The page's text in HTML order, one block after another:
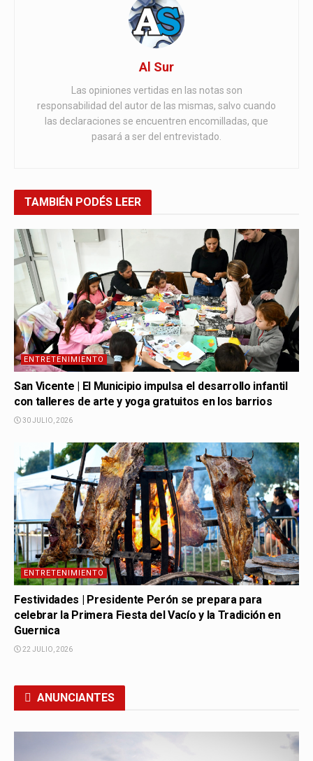
Al Sur
Las opiniones vertidas en las notas son
responsabilidad del autor de las mismas, salvo cuando
las declaraciones se encuentren encomilladas, que
pasará a ser del entrevistado.
TAMBIÉN PODÉS LEER
ENTRETENIMIENTO
San Vicente | El Municipio impulsa el desarrollo infantil
con talleres de arte y yoga gratuitos en los barrios
30 JULIO, 2026
ENTRETENIMIENTO
Festividades | Presidente Perón se prepara para
celebrar la Primera Fiesta del Vacío y la Tradición en
Guernica
22 JULIO, 2026
ANUNCIANTES